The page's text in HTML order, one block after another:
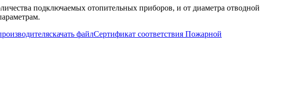
подключаемых отопительных приборов, и от диаметра отводной
скачать файлСертификат соответствия Пожарной